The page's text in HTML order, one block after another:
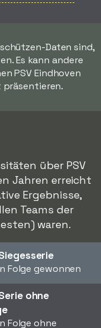
Daten sind,
Es kann andere
PSV Eindhoven
präsentieren.
über PSV
Jahren erreicht
Ergebnisse,
Teams der
waren.
Folge gewonnen
ohne
Folge ohne